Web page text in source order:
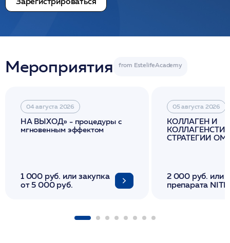
Мероприятия
04 августа 2026
НА ВЫХОД» - процедуры с
мгновенным эффектом
1 000 руб. или закупка
от 5 000 руб.
05 августа 2026
КОЛЛАГЕН И
СТРАТЕГИИ
2 000 руб. или
препарата